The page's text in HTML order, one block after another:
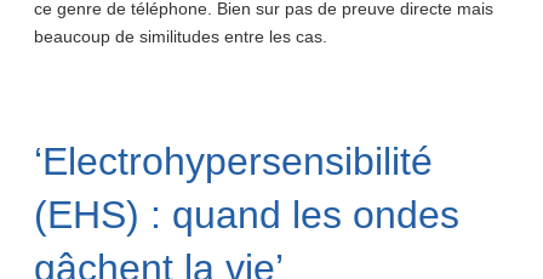
ce genre de téléphone. Bien sur pas de preuve directe mais
beaucoup de similitudes entre les cas.
‘Electrohypersensibilité
(EHS) : quand les ondes
gâchent la vie’